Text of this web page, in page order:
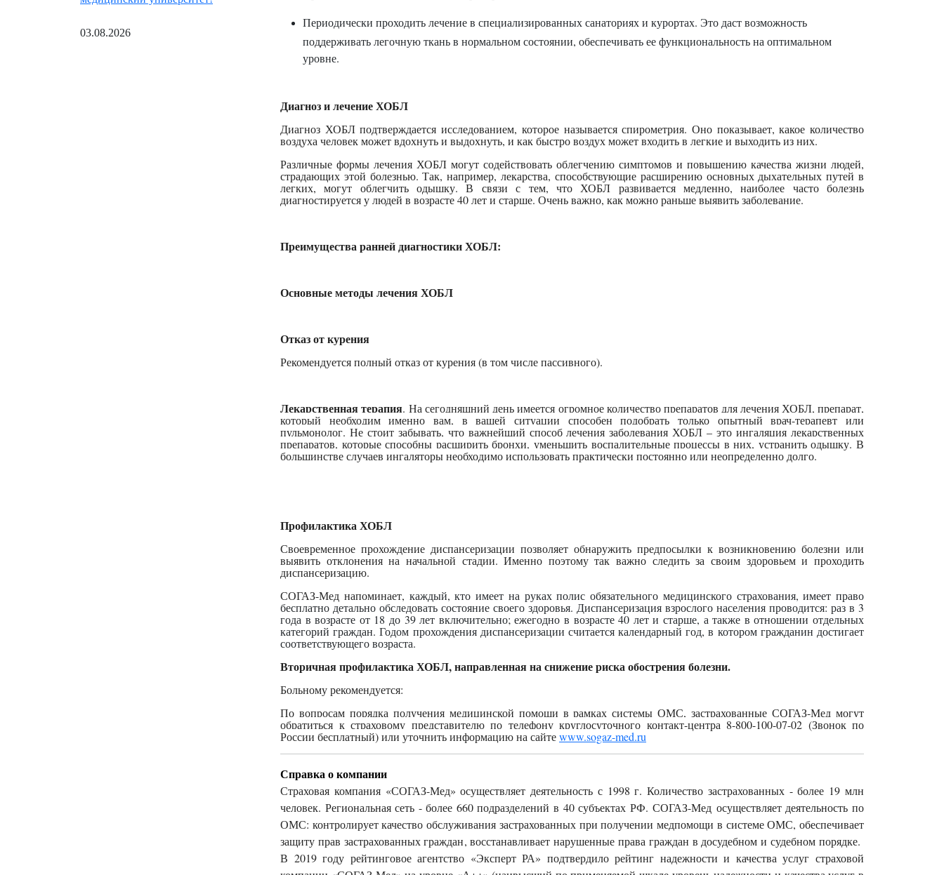
03.08.2026
Периодически проходить лечение в специализированных санаториях и курортах. Это даст возможность
поддерживать легочную ткань в нормальном состоянии, обеспечивать ее функциональность на оптимальном
уровне.
Диагноз и лечение ХОБЛ
Диагноз ХОБЛ подтверждается исследованием, которое называется спирометрия. Оно показывает, какое количество
воздуха человек может вдохнуть и выдохнуть, и как быстро воздух может входить в легкие и выходить из них.
Различные формы лечения ХОБЛ могут содействовать облегчению симптомов и повышению качества жизни людей,
страдающих этой болезнью. Так, например, лекарства, способствующие расширению основных дыхательных путей в
легких, могут облегчить одышку. В связи с тем, что ХОБЛ развивается медленно, наиболее часто болезнь
диагностируется у людей в возрасте 40 лет и старше. Очень важно, как можно раньше выявить заболевание.
Преимущества ранней диагностики ХОБЛ:
Основные методы лечения ХОБЛ
Отказ от курения
Рекомендуется полный отказ от курения (в том числе пассивного).
Лекарственная терапия. На сегодняшний день имеется огромное количество препаратов для лечения ХОБЛ, препарат,
который необходим именно вам, в вашей ситуации способен подобрать только опытный врач-терапевт или
пульмонолог. Не стоит забывать, что важнейший способ лечения заболевания ХОБЛ – это ингаляция лекарственных
препаратов, которые способны расширить бронхи, уменьшить воспалительные процессы в них, устранить одышку. В
большинстве случаев ингаляторы необходимо использовать практически постоянно или неопределенно долго.
Профилактика ХОБЛ
Своевременное прохождение диспансеризации позволяет обнаружить предпосылки к возникновению болезни или
выявить отклонения на начальной стадии. Именно поэтому так важно следить за своим здоровьем и проходить
диспансеризацию.
СОГАЗ-Мед напоминает, каждый, кто имеет на руках полис обязательного медицинского страхования, имеет право
бесплатно детально обследовать состояние своего здоровья. Диспансеризация взрослого населения проводится: раз в 3
года в возрасте от 18 до 39 лет включительно; ежегодно в возрасте 40 лет и старше, а также в отношении отдельных
категорий граждан. Годом прохождения диспансеризации считается календарный год, в котором гражданин достигает
соответствующего возраста.
Вторичная профилактика ХОБЛ, направленная на снижение риска обострения болезни.
Больному рекомендуется:
По вопросам порядка получения медицинской помощи в рамках системы ОМС, застрахованные СОГАЗ-Мед могут
обратиться к страховому представителю по телефону круглосуточного контакт-центра 8-800-100-07-02 (Звонок по
России бесплатный) или уточнить информацию на сайтеwww.sogaz-med.ru
Справка о компании
Страховая компания «СОГАЗ-Мед» осуществляет деятельность с 1998 г. Количество застрахованных - более 19 млн
человек. Региональная сеть - более 660 подразделений в 40 субъектах РФ. СОГАЗ-Мед осуществляет деятельность по
ОМС: контролирует качество обслуживания застрахованных при получении медпомощи в системе ОМС, обеспечивает
защиту прав застрахованных граждан, восстанавливает нарушенные права граждан в досудебном и судебном порядке.
В 2019 году рейтинговое агентство «Эксперт РА» подтвердило рейтинг надежности и качества услуг страховой